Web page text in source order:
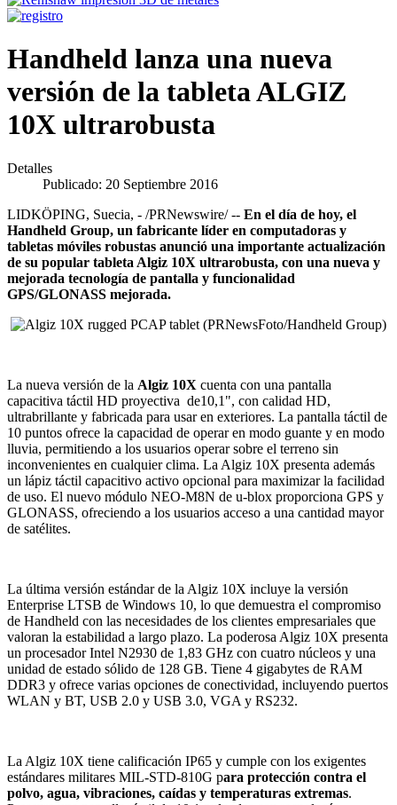
Handheld lanza una nueva
versión de la tableta ALGIZ
10X ultrarobusta
Detalles
Publicado: 20 Septiembre 2016
LIDKÖPING, Suecia, - /PRNewswire/ -- En el día de hoy, el
Handheld Group, un fabricante líder en computadoras y
tabletas móviles robustas anunció una importante actualización
de su popular tableta Algiz 10X ultrarobusta, con una nueva y
mejorada tecnología de pantalla y funcionalidad
GPS/GLONASS mejorada.
La nueva versión de la Algiz 10X cuenta con una pantalla
capacitiva táctil HD proyectiva de10,1", con calidad HD,
ultrabrillante y fabricada para usar en exteriores. La pantalla táctil de
10 puntos ofrece la capacidad de operar en modo guante y en modo
lluvia, permitiendo a los usuarios operar sobre el terreno sin
inconvenientes en cualquier clima. La Algiz 10X presenta además
un lápiz táctil capacitivo activo opcional para maximizar la facilidad
de uso. El nuevo módulo NEO-M8N de u-blox proporciona GPS y
GLONASS, ofreciendo a los usuarios acceso a una cantidad mayor
de satélites.
La última versión estándar de la Algiz 10X incluye la versión
Enterprise LTSB de Windows 10, lo que demuestra el compromiso
de Handheld con las necesidades de los clientes empresariales que
valoran la estabilidad a largo plazo. La poderosa Algiz 10X presenta
un procesador Intel N2930 de 1,83 GHz con cuatro núcleos y una
unidad de estado sólido de 128 GB. Tiene 4 gigabytes de RAM
DDR3 y ofrece varias opciones de conectividad, incluyendo puertos
WLAN y BT, USB 2.0 y USB 3.0, VGA y RS232.
La Algiz 10X tiene calificación IP65 y cumple con los exigentes
estándares militares MIL-STD-810G para protección contra el
polvo, agua, vibraciones, caídas y temperaturas extremas.